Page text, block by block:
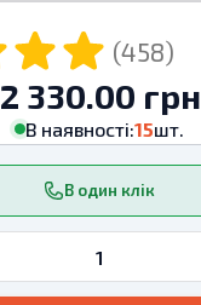
(458)
2 330.00 грн
В наявності:15шт.
В один клік